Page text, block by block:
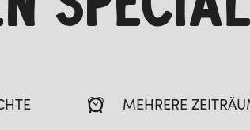
MEHRERE